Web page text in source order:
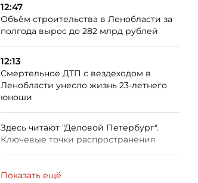
12:47
Объём строительства в Ленобласти за
полгода вырос до 282 млрд рублей
12:13
Смертельное ДТП с вездеходом в
Ленобласти унесло жизнь 23-летнего
юноши
Здесь читают "Деловой Петербург".
Ключевые точки распространения
Показать ещё